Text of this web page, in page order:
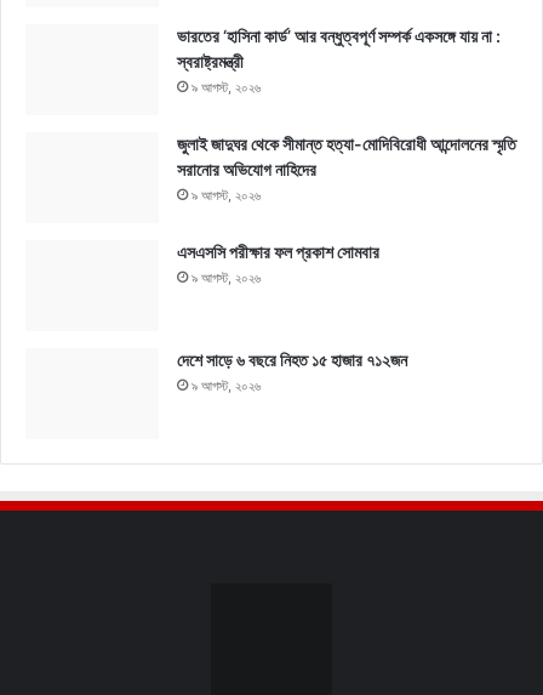
ভারতের ‘হাসিনা কার্ড’ আর বন্ধুত্বপূর্ণ সম্পর্ক একসঙ্গে যায় না :
স্বরাষ্ট্রমন্ত্রী
৯ আগস্ট, ২০২৬
জুলাই জাদুঘর থেকে সীমান্ত হত্যা-মোদিবিরোধী আন্দোলনের স্মৃতি
সরানোর অভিযোগ নাহিদের
৯ আগস্ট, ২০২৬
এসএসসি পরীক্ষার ফল প্রকাশ সোমবার
৯ আগস্ট, ২০২৬
দেশে সাড়ে ৬ বছরে নিহত ১৫ হাজার ৭১২জন
৯ আগস্ট, ২০২৬